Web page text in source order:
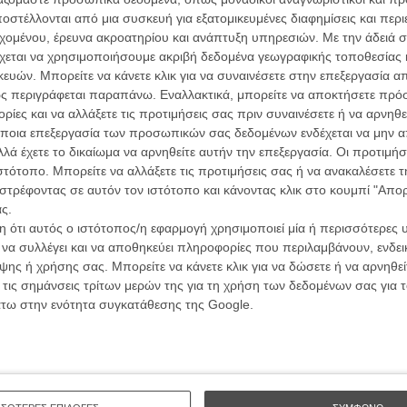
από μια συσκευή για εξατομικευμένες διαφημίσεις και
έρευνα ακροατηρίου και ανάπτυξη υπηρεσιών. Με την άδειά
να χρησιμοποιήσουμε ακριβή δεδομένα γεωγραφικής τοποθεσίας
Μπορείτε να κάνετε κλικ για να συναινέσετε στην επεξεργασία
περιγράφεται παραπάνω. Εναλλακτικά, μπορείτε να αποκτήσετε
και να αλλάξετε τις προτιμήσεις σας πριν συναινέσετε ή να
επεξεργασία των προσωπικών σας δεδομένων ενδέχεται να μην
έχετε το δικαίωμα να αρνηθείτε αυτήν την επεξεργασία. Οι
Μπορείτε να αλλάξετε τις προτιμήσεις σας ή να ανακαλέσετε
σε αυτόν τον ιστότοπο και κάνοντας κλικ στο κουμπί
αυτός ο ιστότοπος/η εφαρμογή χρησιμοποιεί μία ή περισσότερες
συλλέγει και να αποθηκεύει πληροφορίες που περιλαμβάνουν,
ή χρήσης σας. Μπορείτε να κάνετε κλικ για να δώσετε ή να
σημάνσεις τρίτων μερών της για τη χρήση των δεδομένων σας
στην ενότητα συγκατάθεσης της Google.
ζωή του και θα πάει στο Λονδίνο στο κατόπι της. Δεν
πόρτα στη ζωή και θ' αρχίσει να μεγαλώνει μόνος
δουλεύοντας ως κασκαντέρ. Μέχρι που, οκτώ χρόνια
αργότερα, η Κριστίν θα επανέλθει στο προσκήνιο
πάντα, Ομάρ Σι, στην παράξενη χημεία του με την
Κόλστον και στα βασικά ένστικτα
ακριβώς βασίζεται η ταινία και τα αξιοποιεί μέχρι
ρεαλιστικό, όπως ακριβώς είναι και η αποστολή του.
όχι στο σενάριο), παρακολουθεί έναν ήρωα στον
οικογένεια που επιβιώνει χάρη στην αγάπη. Το
το χιούμορ είναι αναμενόμενο αλλά χαριτωμένο,
εμπορικές κωμωδίες θεωρούν πως οφείλουν να
μια προσεγμένη ισορροπία ανάμεσα στην
και στη συγκίνηση που, κατά στιγμές, αγγίζει
Επειδή στη ζωή και στο σινεμά σημασία έχει τι
να διασκεδάσει και να συγκινήσει με ασφάλεια και
Οι
Μπέλα Ταρ
A Place
Τζορτζ
Οδύσσεια
The